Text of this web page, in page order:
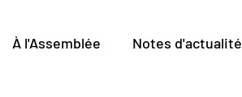
À l'Assemblée Notes d'actualité